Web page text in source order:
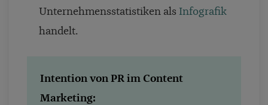
Unternehmensstatistiken als Infografik
handelt.
Intention von PR im Content
Marketing: